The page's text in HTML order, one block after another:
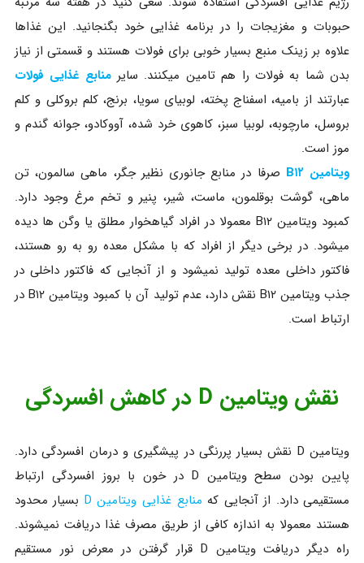
حبوبات و مغزیجات را در برنامه غذایی خود بگنجانید. این غذاها
علاوه بر زینک منبع بسیار خوبی برای فولات هستند و قسمتی از نیاز
بدن شما به فولات را هم تامین میکنند. سایرمنابع غذایی فولات
عبارتند از بامیه، اسفناج پخته، لوبیای سویا، برنج، کلم بروکلی و کلم
بروسل، مارچوبه، لوبیا سبز، کاهوی خرد شده، آووکادو، جوانه گندم و
موز است.
ویتامین B۱۲
صرفا در منابع جانوری نظیر جگر، ماهی سالمون، تن
ماهی، گوشت بوقلمون، ماست، شیر، پنیر و تخم مرغ وجود دارد.
کمبود ویتامین B۱۲ معمولا در افراد گیاهخوار مطلق یا وگن ها دیده
میشود. در برخی دیگر از افراد که با مشکل معده رو به رو هستند،
فاکتور داخلی معده تولید نمیشود و از آنجایی که فاکتور داخلی در
جذب ویتامین B۱۲ نقش دارد، عدم تولید آن با کمبود ویتامین B۱۲ در
ارتباط است.
نقش ویتامین D در کاهش افسردگی
ویتامین D نقش بسیار پررنگی در پیشگیری و درمان افسردگی دارد.
پایین بودن سطح ویتامین D در خون با بروز افسردگی ارتباط
مستقیمی دارد. از آنجایی که منابع غذایی ویتامین D
بسیار محدود
هستند معمولا به اندازه کافی از طریق مصرف غذا دریافت نمیشوند.
راه دیگر دریافت ویتامین D قرار گرفتن در معرض نور مستقیم